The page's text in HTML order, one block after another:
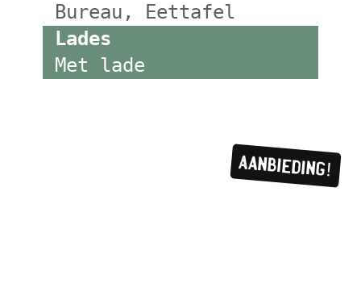
Bureau, Eettafel
Lades
Met lade
Aanbieding!